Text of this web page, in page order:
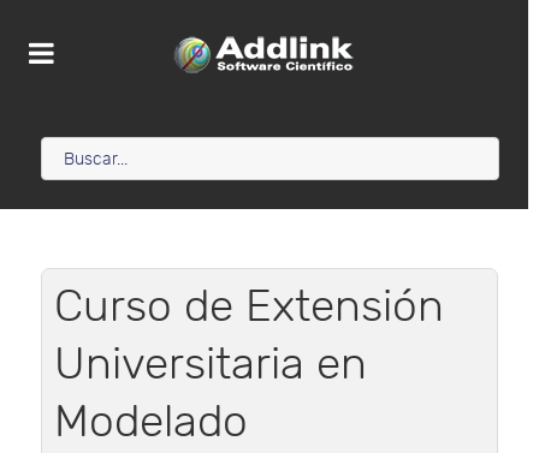
Curso de Extensión
Universitaria en
Modelado